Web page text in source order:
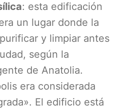
: esta edificación
un lugar donde la
y limpiar antes
según la
de Anatolia.
era considerada
El edificio está